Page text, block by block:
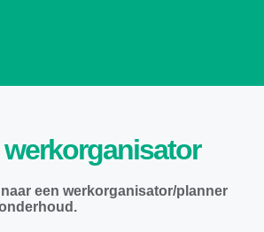
werkorganisator
een werkorganisator/planner